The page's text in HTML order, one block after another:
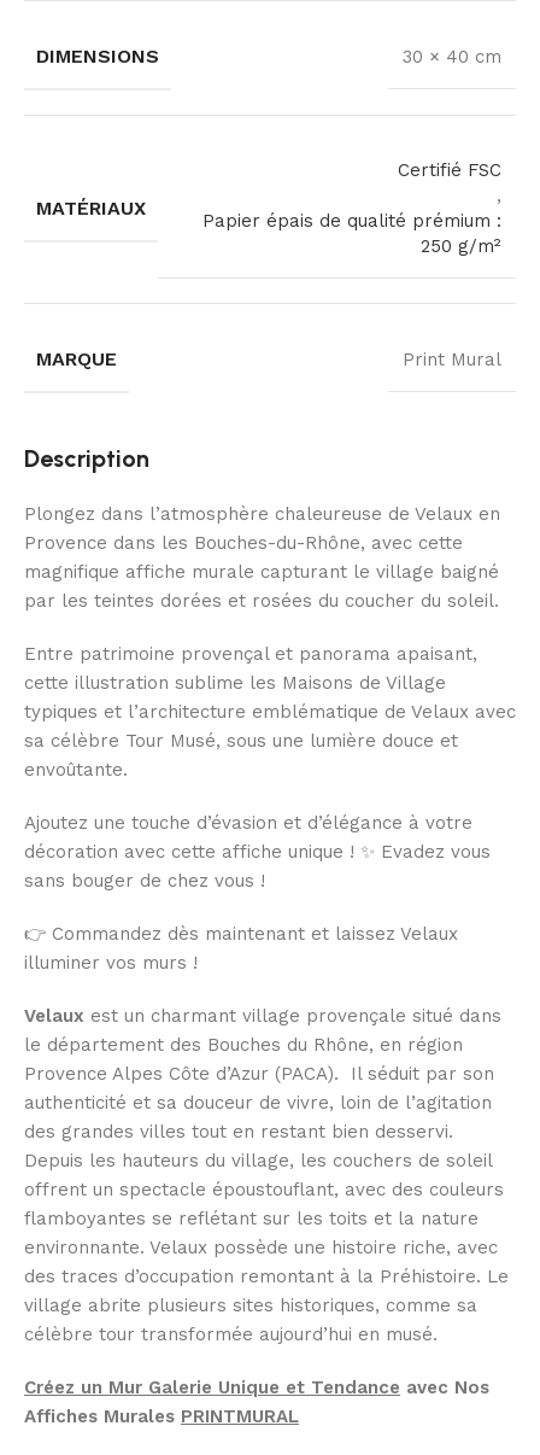
DIMENSIONS 30 × 40 cm
MATÉRIAUX
Certifié FSC
,
Papier épais de qualité prémium :
250 g/m²
MARQUE Print Mural
Description
Plongez dans l’atmosphère chaleureuse de Velaux en
Provence dans les Bouches-du-Rhône, avec cette
magnifique affiche murale capturant le village baigné
par les teintes dorées et rosées du coucher du soleil.
Entre patrimoine provençal et panorama apaisant,
cette illustration sublime les Maisons de Village
typiques et l’architecture emblématique de Velaux avec
sa célèbre Tour Musé, sous une lumière douce et
envoûtante.
Ajoutez une touche d’évasion et d’élégance à votre
décoration avec cette affiche unique ! ✨ Evadez vous
sans bouger de chez vous !
👉 Commandez dès maintenant et laissez Velaux
illuminer vos murs !
Velaux est un charmant village provençale situé dans
le département des Bouches du Rhône, en région
Provence Alpes Côte d’Azur (PACA). Il séduit par son
authenticité et sa douceur de vivre, loin de l’agitation
des grandes villes tout en restant bien desservi.
Depuis les hauteurs du village, les couchers de soleil
offrent un spectacle époustouflant, avec des couleurs
flamboyantes se reflétant sur les toits et la nature
environnante. Velaux possède une histoire riche, avec
des traces d’occupation remontant à la Préhistoire. Le
village abrite plusieurs sites historiques, comme sa
célèbre tour transformée aujourd’hui en musé.
Créez un Mur Galerie Unique et Tendance avec Nos
Affiches Murales PRINTMURAL